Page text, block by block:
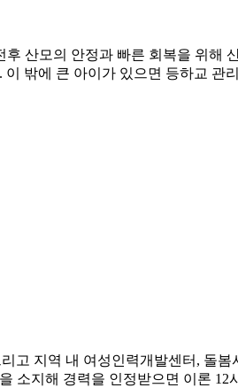
산모의 안정과 빠른 회복을 위해
밖에 큰 아이가 있으면 등하교 관
고 지역 내 여성인력개발센터, 돌봄
소지해 경력을 인정받으면 이론 12